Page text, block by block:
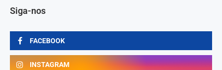
Siga-nos
FACEBOOK
INSTAGRAM